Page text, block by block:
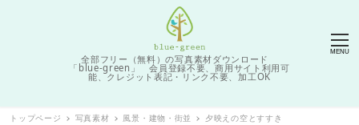
全部フリー（無料）の写真素材ダウンロード
「blue-green」 会員登録不要、商用サイト利用可
能、クレジット表記・リンク不要、加工OK
MENU
トップページ 写真素材 風景・建物・街並 夕映えの空とすすき